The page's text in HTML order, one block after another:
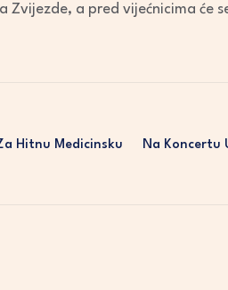
a pred vijećnicima će
Hitnu Medicinsku
Na Koncertu